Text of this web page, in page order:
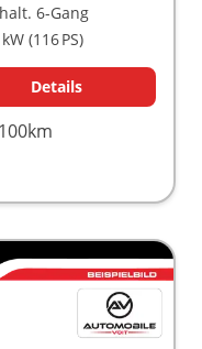
6-Gang
(116 PS)
Details